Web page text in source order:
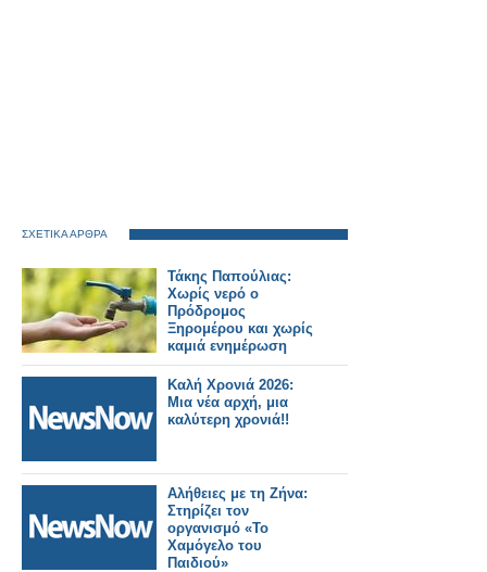
ΣΧΕΤΙΚΑ ΑΡΘΡΑ
Τάκης Παπούλιας:
Χωρίς νερό ο
Πρόδρομος
Ξηρομέρου και χωρίς
καμιά ενημέρωση
Καλή Χρονιά 2026:
Μια νέα αρχή, μια
καλύτερη χρονιά!!
Αλήθειες με τη Ζήνα:
Στηρίζει τον
οργανισμό «Το
Χαμόγελο του
Παιδιού»